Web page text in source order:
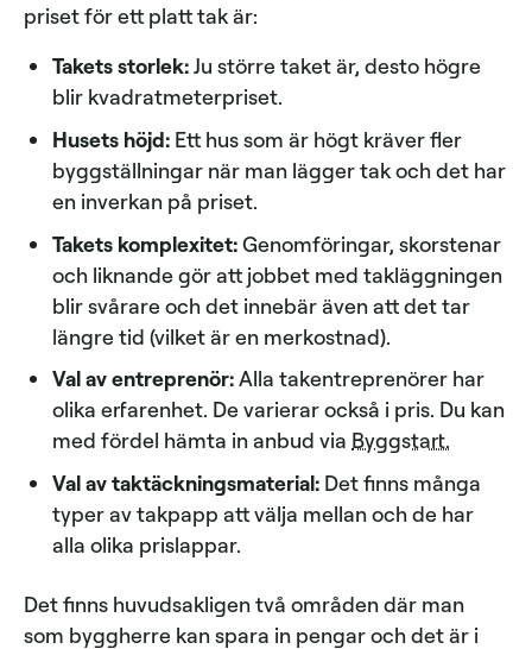
priset för ett platt tak är:
Takets storlek:Ju större taket är, desto högre
blir kvadratmeterpriset.
Husets höjd: Ett hus som är högt kräver fler
byggställningar när man lägger tak och det har
en inverkan på priset.
Takets komplexitet:Genomföringar, skorstenar
och liknande gör att jobbet med takläggningen
blir svårare och det innebär även att det tar
längre tid (vilket är en merkostnad).
Val av entreprenör:Alla takentreprenörer har
olika erfarenhet. De varierar också i pris. Du kan
med fördel hämta in anbud via Byggstart.
Val av taktäckningsmaterial: Det finns många
typer av takpapp att välja mellan och de har
alla olika prislappar.
Det finns huvudsakligen två områden där man
som byggherre kan spara in pengar och det är i